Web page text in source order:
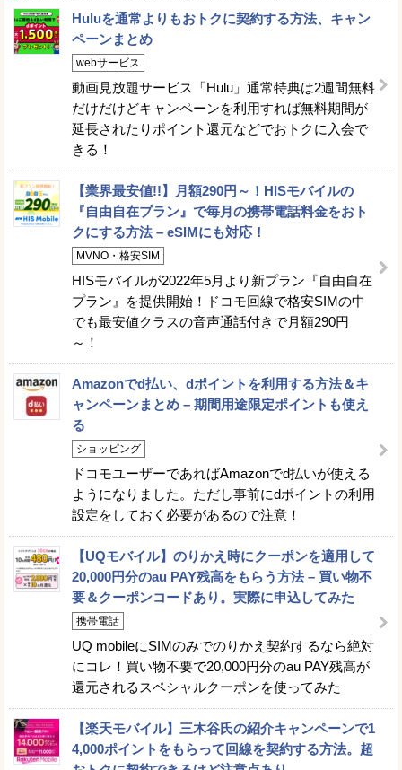
Huluを通常よりもおトクに契約する方法、キャン
ペーンまとめ
webサービス
動画見放題サービス「Hulu」通常特典は2週間無料
だけだけどキャンペーンを利用すれば無料期間が
延長されたりポイント還元などでおトクに入会で
きる！
【業界最安値!!】月額290円～！HISモバイルの
『自由自在プラン』で毎月の携帯電話料金をおト
クにする方法 – eSIMにも対応！
MVNO・格安SIM
HISモバイルが2022年5月より新プラン『自由自在
プラン』を提供開始！ドコモ回線で格安SIMの中
でも最安値クラスの音声通話付きで月額290円
～！
Amazonでd払い、dポイントを利用する方法＆キ
ャンペーンまとめ – 期間用途限定ポイントも使え
る
ショッピング
ドコモユーザーであればAmazonでd払いが使える
ようになりました。ただし事前にdポイントの利用
設定をしておく必要があるので注意！
【UQモバイル】のりかえ時にクーポンを適用して
20,000円分のau PAY残高をもらう方法 – 買い物不
要＆クーポンコードあり。実際に申込してみた
携帯電話
UQ mobileにSIMのみでのりかえ契約するなら絶対
にコレ！買い物不要で20,000円分のau PAY残高が
還元されるスペシャルクーポンを使ってみた
【楽天モバイル】三木谷氏の紹介キャンペーンで1
4,000ポイントをもらって回線を契約する方法。超